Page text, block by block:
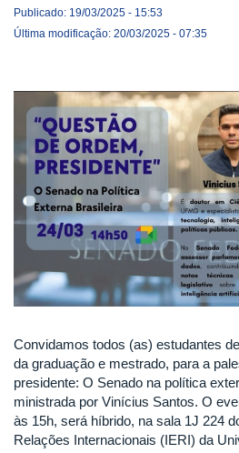
Publicado: 19/03/2025 - 15:53
Última modificação: 20/03/2025 - 07:35
Convidamos todos (as) estudantes
da graduação e mestrado, para a
presidente: O Senado na política
ministrada por Vinícius Santos. O
às 15h, será híbrido, na sala 1J 224
Relações Internacionais (IERI) da